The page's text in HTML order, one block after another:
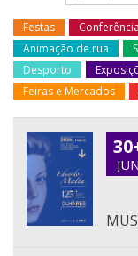
Festas
Animação de rua
Desporto
Feiras e Mercados
JUN